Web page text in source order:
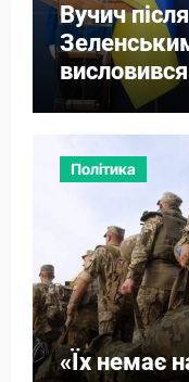
Вучич
території
Політика
«Їх немає